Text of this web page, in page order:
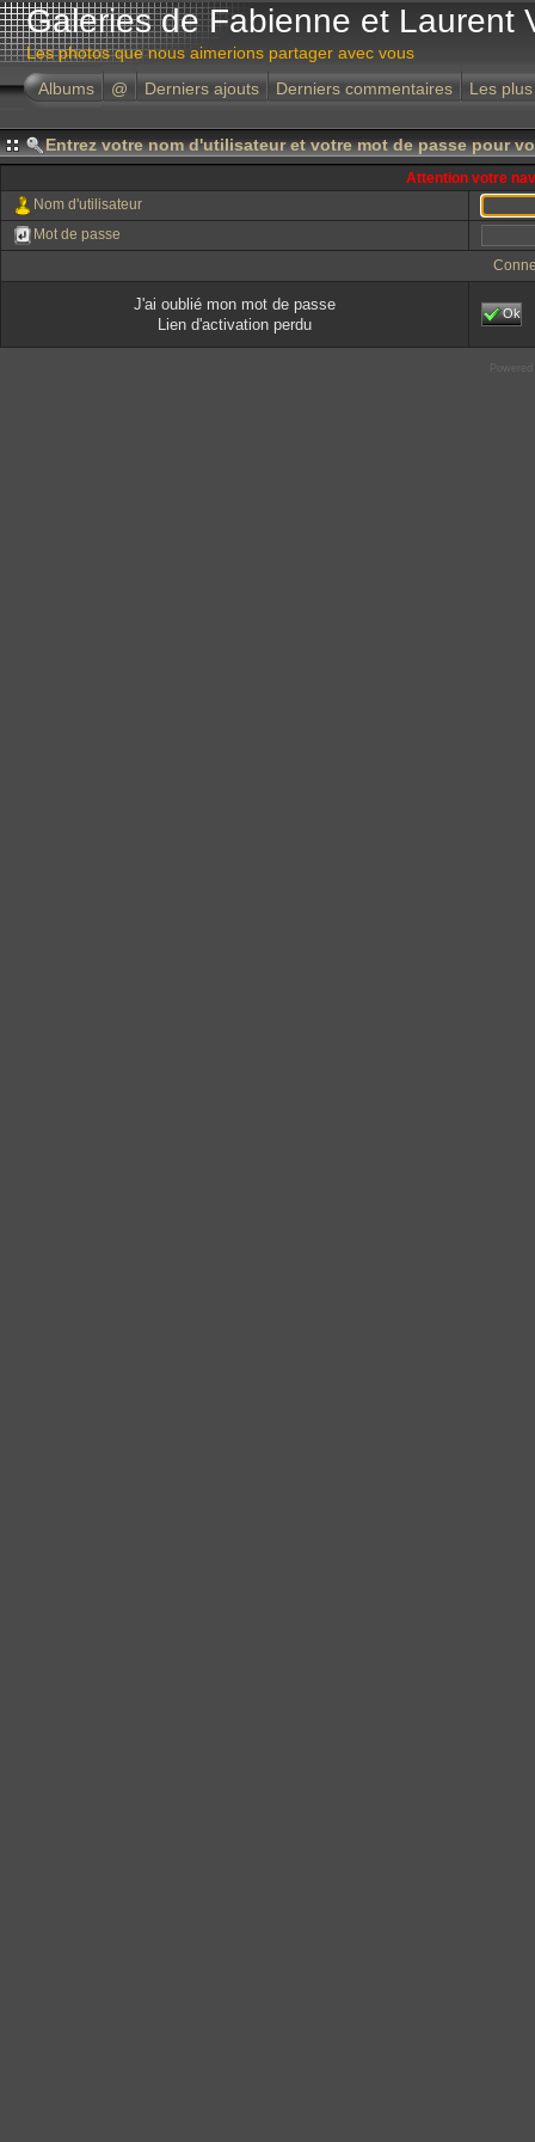
Galeries de Fabienne et Laurent
Les photos que nous aimerions partager avec vous
Albums
@ Derniers ajouts Derniers commentaires Les
Entrez votre nom d'utilisateur et votre mot de passe pour
Attention votre
Nom d'utilisateur
Mot de passe
J'ai oublié mon mot de passe
Lien d'activation perdu
Ok